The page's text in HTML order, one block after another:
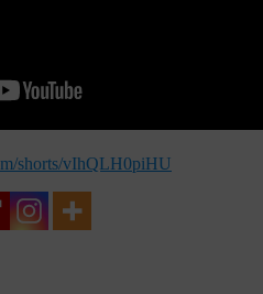
shorts/vIhQLH0piHU